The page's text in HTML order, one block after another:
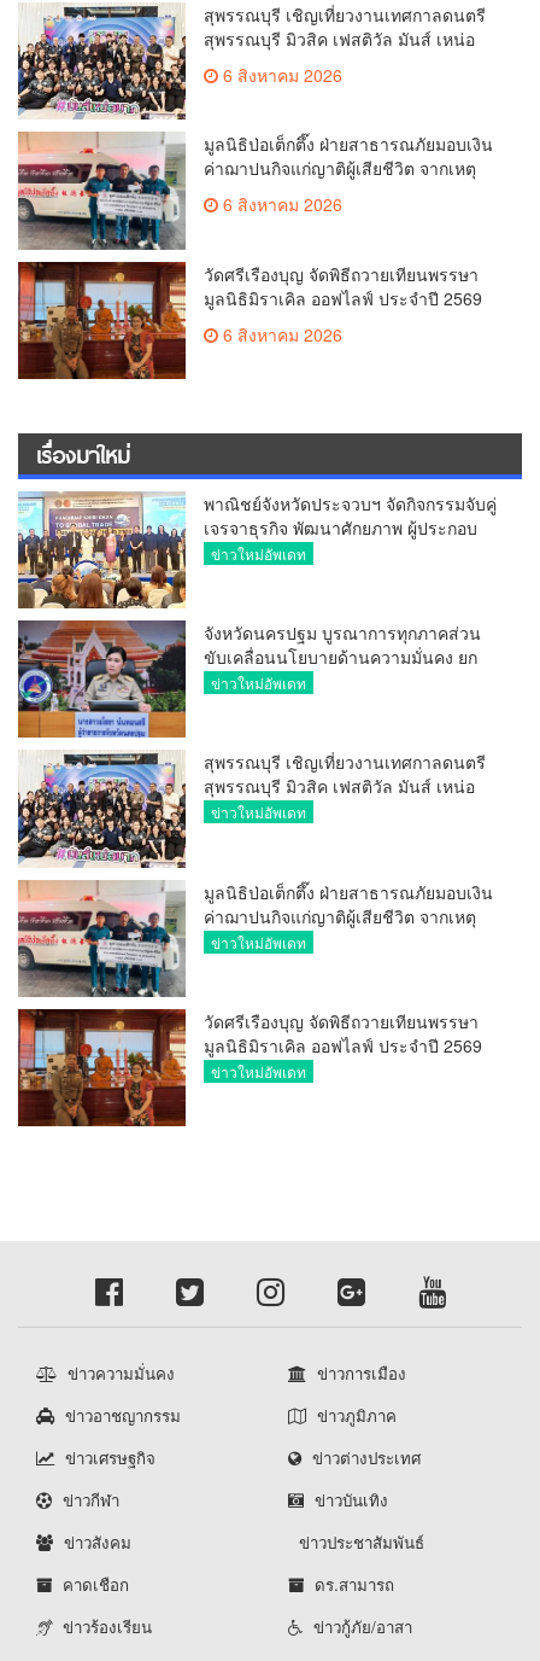
สุพรรณบุรี เชิญเที่ยวงานเทศกาลดนตรี
สุพรรณบุรี มิวสิค เฟสติวัล มันส์ เหน่อ
6 สิงหาคม 2026
มูลนิธิป่อเต็กตึ๊ง ฝ่ายสาธารณภัยมอบเงิน
ค่าฌาปนกิจแก่ญาติผู้เสียชีวิต จากเหตุ
เพลิงไหม้ โรงเบียร์ ณ ลาดพร้าว จำนวน
20,000 บาท
6 สิงหาคม 2026
วัดศรีเรืองบุญ จัดพิธีถวายเทียนพรรษา
มูลนิธิมิราเคิล ออฟไลฟ์ ประจำปี 2569
ประธาน
6 สิงหาคม 2026
เรื่องมาใหม่
พาณิชย์จังหวัดประจวบฯ จัดกิจกรรมจับคู่
เจรจาธุรกิจ พัฒนาศักยภาพ ผู้ประกอบ
การ ขยายช่องทางการค้า สู่การค้า
ข่าวใหม่อัพเดท
จังหวัดนครปฐม บูรณาการทุกภาคส่วน
ขับเคลื่อนนโยบายด้านความมั่นคง ยก
ระดับการป้องกันอาชญากรรมทาง
ข่าวใหม่อัพเดท
สุพรรณบุรี เชิญเที่ยวงานเทศกาลดนตรี
สุพรรณบุรี มิวสิค เฟสติวัล มันส์ เหน่อ
มาก
ข่าวใหม่อัพเดท
มูลนิธิป่อเต็กตึ๊ง ฝ่ายสาธารณภัยมอบเงิน
ค่าฌาปนกิจแก่ญาติผู้เสียชีวิต จากเหตุ
เพลิงไหม้ โรงเบียร์ ณ ลาดพร้าว จำนวน
ข่าวใหม่อัพเดท
วัดศรีเรืองบุญ จัดพิธีถวายเทียนพรรษา
มูลนิธิมิราเคิล ออฟไลฟ์ ประจำปี 2569
พล.ต.ต.ศิริวัฒน์ ดีพอ ให้เกียรติเป็น
ข่าวใหม่อัพเดท
ข่าวความมั่นคง
ข่าวการเมือง
ข่าวอาชญากรรม
ข่าวภูมิภาค
ข่าวเศรษฐกิจ
ข่าวต่างประเทศ
ข่าวกีฬา
ข่าวบันเทิง
ข่าวสังคม
ข่าวประชาสัมพันธ์
คาดเชือก
ดร.สามารถ
ข่าวร้องเรียน
ข่าวกู้ภัย/อาสา